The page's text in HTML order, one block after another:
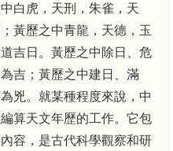
白虎，天刑，朱雀，天
黃歷之中青龍，天德，玉
吉日。黃歷之中除日、危
吉；黃歷之中建日、滿
兇。就某種程度來說，中
算天文年歷的工作。它包
容，是古代科學觀察和研